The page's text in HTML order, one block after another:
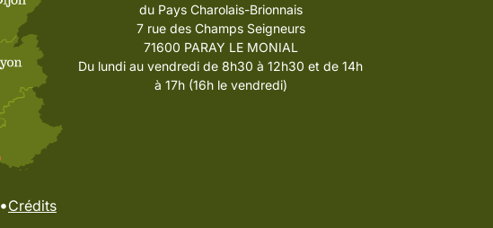
du Pays Charolais-Brionnais
7 rue des Champs Seigneurs
71600 PARAY LE MONIAL
Du lundi au vendredi de 8h30 à 12h30 et de 14h
à 17h (16h le vendredi)
•Crédits